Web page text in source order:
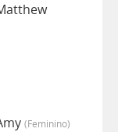
(feminino)